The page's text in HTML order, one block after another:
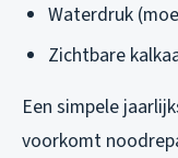
Waterdruk
Zichtbare
Een simpele
voorkomt